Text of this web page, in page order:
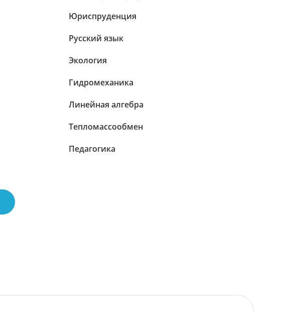
Юриспруденция
Русский язык
Экология
Гидромеханика
Линейная алгебра
Тепломассообмен
Педагогика